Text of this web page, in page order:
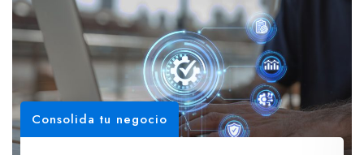
Consolida tu negocio